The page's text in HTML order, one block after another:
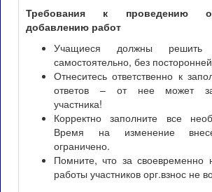
Требования к проведению
добавлению работ
Учащиеся должны решить
самостоятельно, без
Отнеситесь ответственно к
ответов – от нее может
участника!
Корректно заполните все
Время на изменение
ограничено.
Помните, что за своевременно
работы участников орг.взнос не